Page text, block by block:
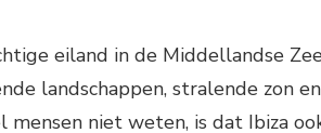
eiland in de Middellandse
landschappen, stralende zon
mensen niet weten, is dat Ibiza